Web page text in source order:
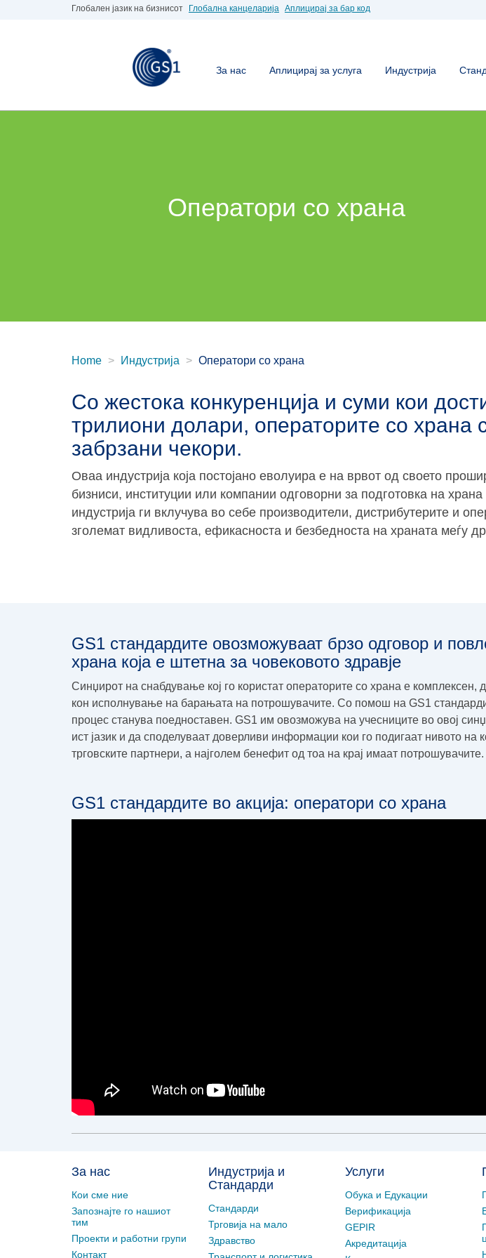
Глобален јазик на бизнисот Глобална канцеларија Аплицирај за бар код
За нас Аплицирај за услуга Индустрија
Оператори со храна
Home Индустрија Оператори со храна
Со жестока конкуренција и суми кои
трилиони долари, операторите со храна
забрзани чекори.
Оваа индустрија која постојано еволуира е на врвот од своето
бизниси, институции или компании одговорни за подготовка на
индустрија ги вклучува во себе производители, дистрибутерите и
зголемат видливоста, ефикасноста и безбедноста на храната меѓу
GS1 стандардите овозможуваат брзо одговор и
храна која е штетна за човековото здравје
Синџирот на снабдување кој го користат операторите со храна е комплексен,
кон исполнување на барањата на потрошувачите. Со помош на GS1
процес станува поедноставен. GS1 им овозможува на учесниците во овој
ист јазик и да споделуваат доверливи информации кои го подигаат нивото на
трговските партнери, а најголем бенефит од тоа на крај имаат потрошувачите.
GS1 стандардите во акција: оператори со храна
За нас
Кои сме ние
Запознајте го нашиот
тим
Проекти и работни групи
Контакт
Индустрија и
Стандарди
Стандарди
Трговија на мало
Здравство
Услуги
Обука и Едукации
Верификација
GEPIR
Акредитација